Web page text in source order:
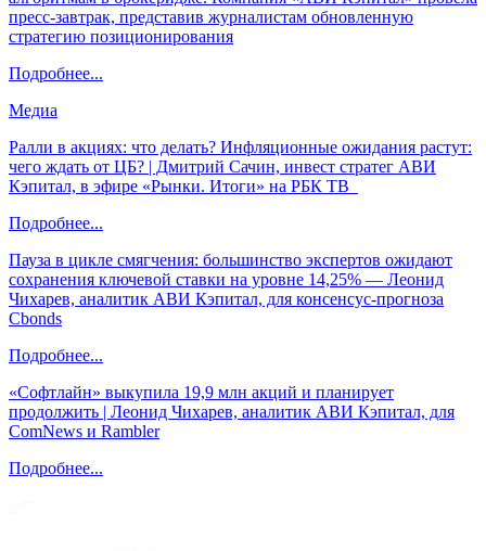
пресс-завтрак, представив журналистам обновленную
стратегию позиционирования
Подробнее...
Медиа
Ралли в акциях: что делать? Инфляционные ожидания растут:
чего ждать от ЦБ? | Дмитрий Сачин, инвест стратег АВИ
Кэпитал, в эфире «Рынки. Итоги» на РБК ТВ
Подробнее...
Пауза в цикле смягчения: большинство экспертов ожидают
сохранения ключевой ставки на уровне 14,25% — Леонид
Чихарев, аналитик АВИ Кэпитал, для консенсус-прогноза
Cbonds
Подробнее...
«Софтлайн» выкупила 19,9 млн акций и планирует
продолжить | Леонид Чихарев, аналитик АВИ Кэпитал, для
ComNews и Rambler
Подробнее...